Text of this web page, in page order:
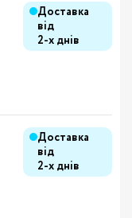
Доставка
від
2-х днів
Доставка
від
2-х днів